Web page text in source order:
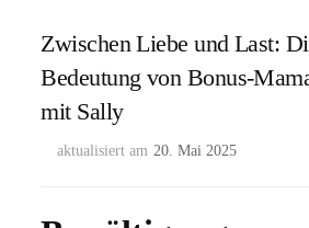
Zwischen Liebe und Last:
Bedeutung von Bonus-
mit Sally
aktualisiert am 20. Mai 2025